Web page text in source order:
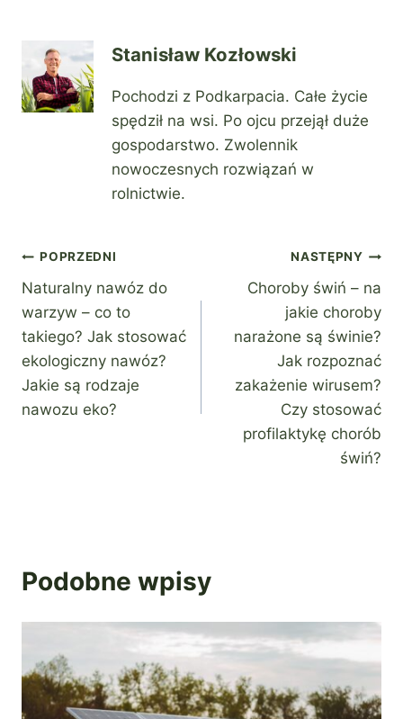
Stanisław Kozłowski
Pochodzi z Podkarpacia. Całe życie
spędził na wsi. Po ojcu przejął duże
gospodarstwo. Zwolennik
nowoczesnych rozwiązań w
rolnictwie.
Nawigacja
wpisu
POPRZEDNI
Naturalny nawóz do
warzyw – co to
takiego? Jak stosować
ekologiczny nawóz?
Jakie są rodzaje
nawozu eko?
NASTĘPNY
Choroby świń – na
jakie choroby
narażone są świnie?
Jak rozpoznać
zakażenie wirusem?
Czy stosować
profilaktykę chorób
świń?
Podobne wpisy